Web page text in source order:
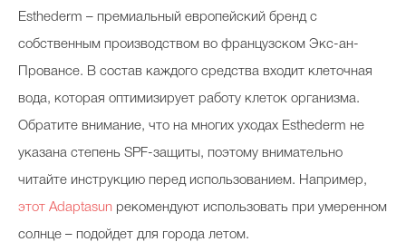
Тесты
Викторины
Esthederm – премиальный европейский бренд с
собственным производством во французском Экс-ан-
Провансе. В состав каждого средства входит клеточная
вода, которая оптимизирует работу клеток организма.
Обратите внимание, что на многих уходах Esthederm не
указана степень SPF-защиты, поэтому внимательно
читайте инструкцию перед использованием. Например,
этот Adaptasun рекомендуют использовать при умеренном
солнце – подойдет для города летом.